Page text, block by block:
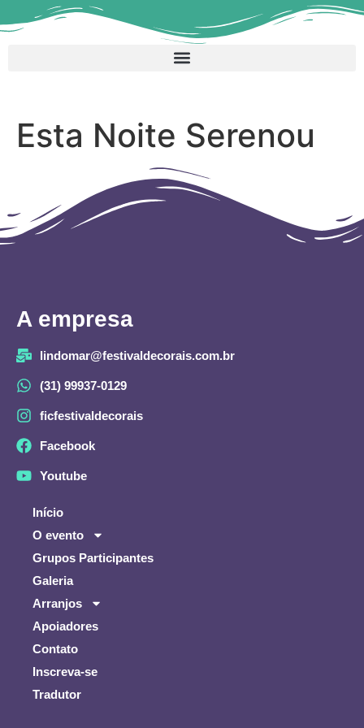
Esta Noite Serenou
A empresa
lindomar@festivaldecorais.com.br
(31) 99937-0129
ficfestivaldecorais
Facebook
Youtube
Início
O evento
Grupos Participantes
Galeria
Arranjos
Apoiadores
Contato
Inscreva-se
Tradutor